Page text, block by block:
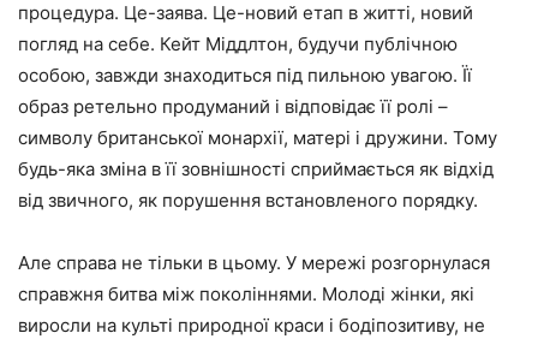
процедура. Це-заява. Це-новий етап в житті, новий
погляд на себе. Кейт Міддлтон, будучи публічною
особою, завжди знаходиться під пильною увагою. Її
образ ретельно продуманий і відповідає її ролі –
символу британської монархії, матері і дружини. Тому
будь-яка зміна в її зовнішності сприймається як відхід
від звичного, як порушення встановленого порядку.
Але справа не тільки в цьому. У мережі розгорнулася
справжня битва між поколіннями. Молоді жінки, які
виросли на культі природної краси і бодіпозитиву, не